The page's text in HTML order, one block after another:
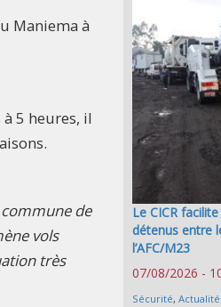
Maniema à
5 heures, il
de
vols
très
Le CICR
détenus entre
l’AFC/M23
07/08/2026 -
Sécurité, Actualité